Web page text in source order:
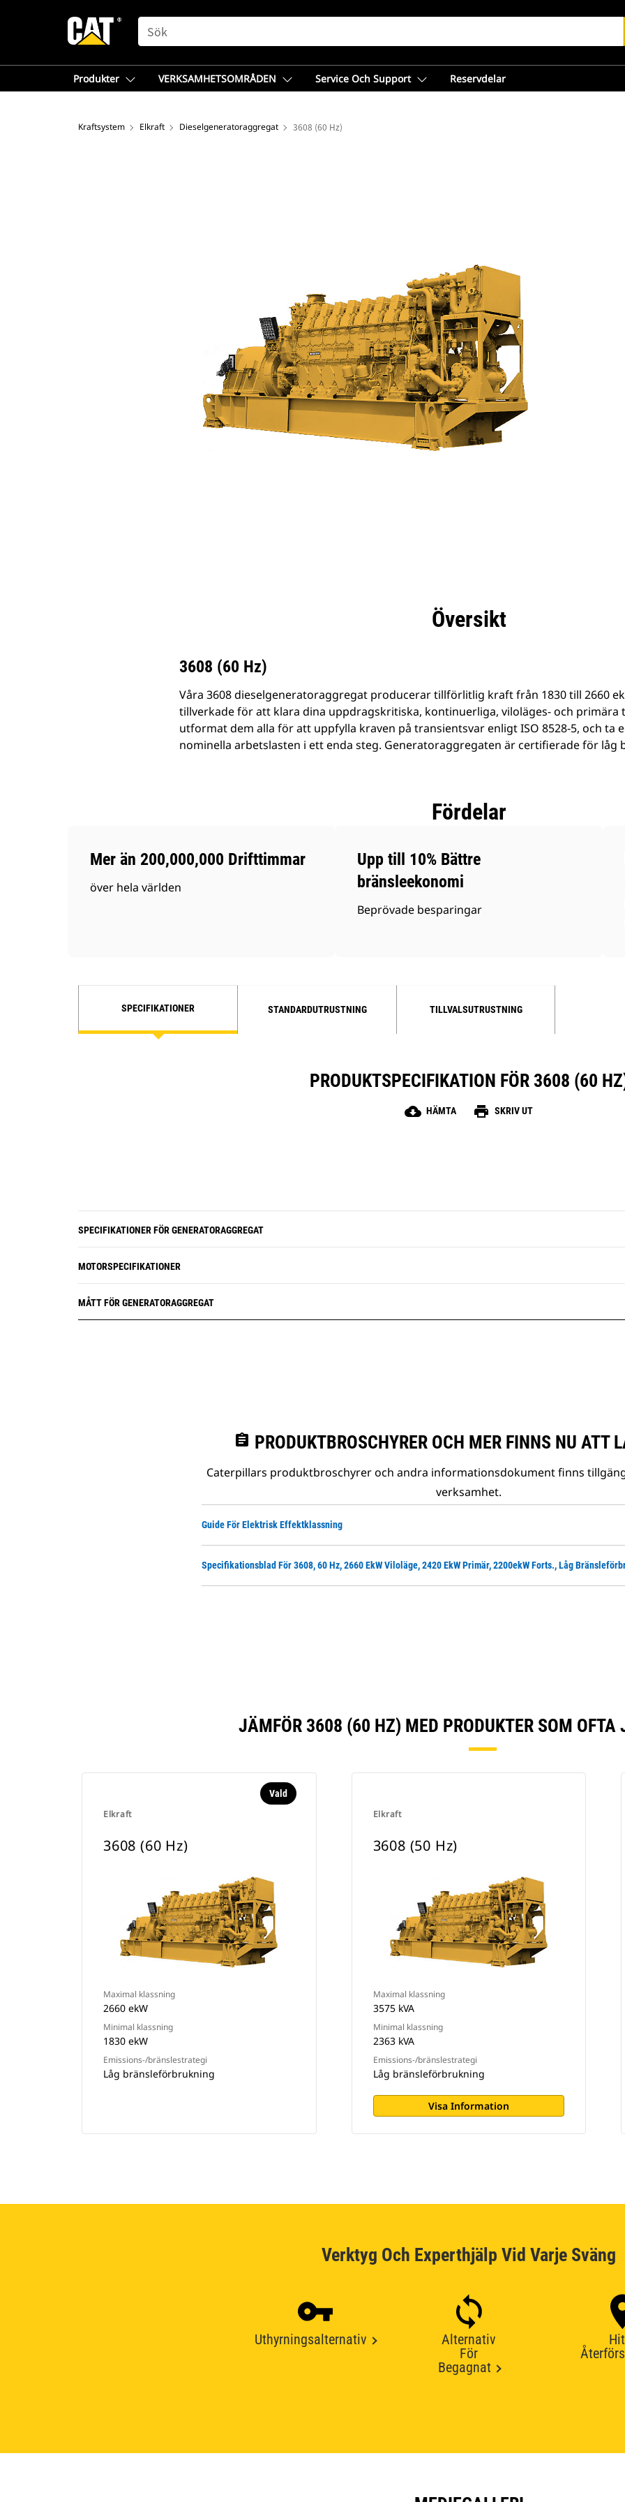
SEARCH
Produkter VERKSAMHETSOMRÅDEN Service Och Support Reservdelar
Kraftsystem Elkraft Dieselgeneratoraggregat 3608 (60 Hz)
SpecifikationerÖversikt
3608 (60 Hz)
Våra 3608 dieselgeneratoraggregat producerar tillförlitlig kraft från 1830 till 2660
tillverkade för att klara dina uppdragskritiska, kontinuerliga, viloläges- och primära
utformat dem alla för att uppfylla kraven på transientsvar enligt ISO 8528-5, och ta
nominella arbetslasten i ett enda steg. Generatoraggregaten är certifierade för låg
Fördelar
Mer än 200,000,000 Drifttimmar
över hela världen
Upp till 10% Bättre
bränsleekonomi
Beprövade besparingar
SPECIFIKATIONER STANDARDUTRUSTNING TILLVALSUTRUSTNING
PRODUKTSPECIFIKATION FÖR 3608 (60
cloud_download HÄMTA print SKRIV UT
SPECIFIKATIONER FÖR GENERATORAGGREGAT
MOTORSPECIFIKATIONER
MÅTT FÖR GENERATORAGGREGAT
assignment PRODUKTBROSCHYRER OCH MER FINNS NU ATT
Caterpillars produktbroschyrer och andra informationsdokument finns
verksamhet.
Guide För Elektrisk Effektklassning
Specifikationsblad För 3608, 60 Hz, 2660 EkW Viloläge, 2420 EkW Primär, 2200ekW Forts., Låg
JÄMFÖR 3608 (60 HZ) MED PRODUKTER SOM OFTA
Elkraft
Vald
3608 (60 Hz)
Maximal klassning
2660 ekW
Minimal klassning
1830 ekW
Emissions-/bränslestrategi
Låg bränsleförbrukning
Elkraft
3608 (50 Hz)
Maximal klassning
3575 kVA
Minimal klassning
2363 kVA
Emissions-/bränslestrategi
Låg bränsleförbrukning
Visa Information
Verktyg Och Experthjälp Vid Varje Sväng
Uthyrningsalternativ
Alternativ
För
Begagnat